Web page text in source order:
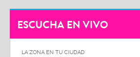
ESCUCHA EN VIVO
LA ZONA EN TU CIUDAD